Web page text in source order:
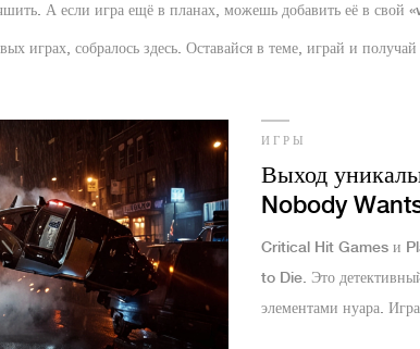
А если игра ещё в планах, можешь добавить её в свой
играх, собралось здесь. Оставайся в теме, играй и
ИГРЫ
Выход
Nobody
платформах
Critical Hit Games и
to Die. Это
элементами нуара.